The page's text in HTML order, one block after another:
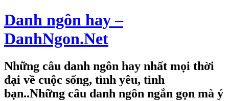
Danh ngôn hay –
DanhNgon.Net
Những câu danh ngôn hay nhất mọi thời
đại về cuộc sống, tình yêu, tình
bạn..Những câu danh ngôn ngắn gọn mà ý